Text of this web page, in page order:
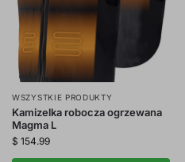
WSZYSTKIE PRODUKTY
Kamizelka robocza ogrzewana
Magma L
$ 154.99